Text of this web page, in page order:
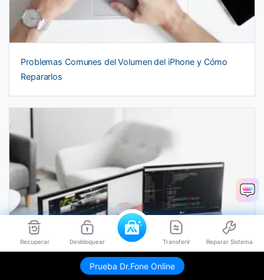
Recuperar Desbloquear Transferir Reparar Sistema
Prueba Dr.Fone Online
Problemas Comunes del Volumen del iPhone y Cómo
Repararlos